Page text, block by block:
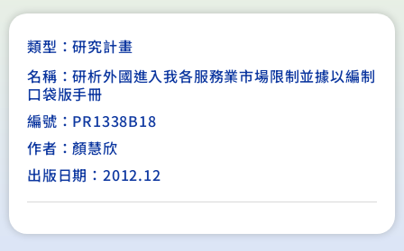
類型：研究計畫
名稱：研析外國進入我各服務業市場限制並據以編制
口袋版手冊
編號：PR1338B18
作者：顏慧欣
出版日期：2012.12